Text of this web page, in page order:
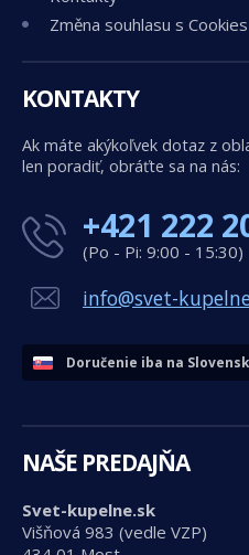
Změna souhlasu s Cookies
KONTAKTY
Ak máte akýkoľvek dotaz z
len poradiť, obráťte sa na nás:
+421 222
(Po - Pi: 9:00 - 15:30)
info@svet-
Doručenie iba na
NAŠE PREDAJŇA
Svet-kupelne.sk
Višňová 983 (vedle VZP)